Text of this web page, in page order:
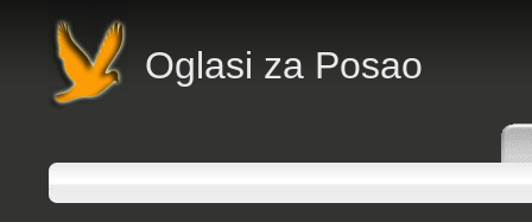
Oglasi za Posao